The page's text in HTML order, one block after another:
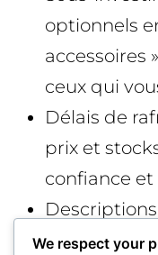
optionnels
accessoires
ceux qui
Délais de
prix et
confiance
Descriptions
mots-clés
We respect your